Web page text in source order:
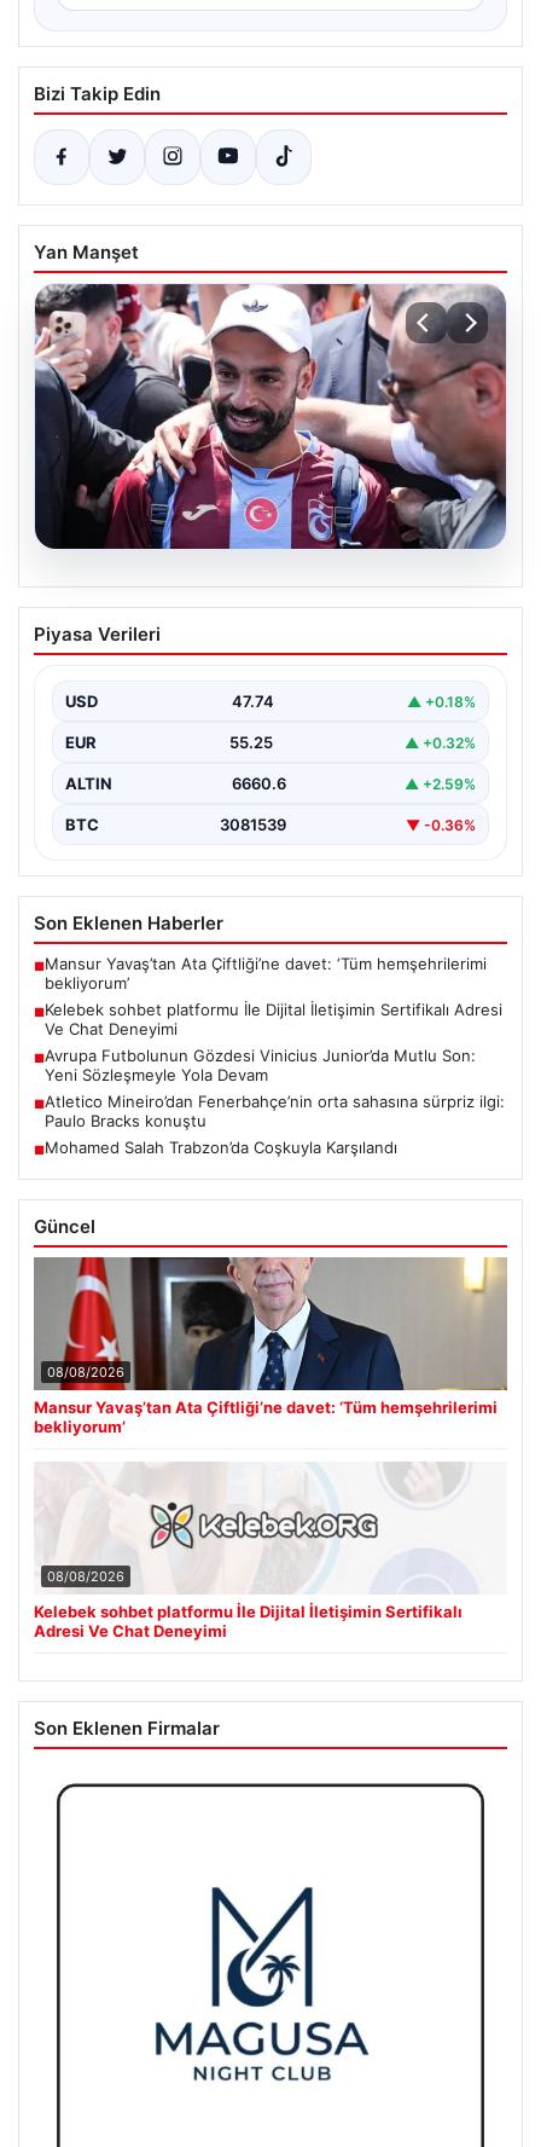
Bizi Takip Edin
Yan Manşet
05.08.2026
Mohamed Salah Trabzon’da Coşkuyla
Karşılandı
ilgi ve büyük heyecan eşliğinde Trabzon'a geldi.
Dünyaca…
Piyasa Verileri
USD 47.74 ▲ +0.18%
EUR 55.25 ▲ +0.32%
ALTIN 6660.6 ▲ +2.59%
BTC 3081539 ▼ -0.36%
Son Eklenen Haberler
■Mansur Yavaş’tan Ata Çiftliği’ne davet: ‘Tüm hemşehrilerimi
bekliyorum’
■Kelebek sohbet platformu İle Dijital İletişimin Sertifikalı Adresi
Ve Chat Deneyimi
■Avrupa Futbolunun Gözdesi Vinicius Junior’da Mutlu Son:
Yeni Sözleşmeyle Yola Devam
■Atletico Mineiro’dan Fenerbahçe’nin orta sahasına sürpriz ilgi:
Paulo Bracks konuştu
■Mohamed Salah Trabzon’da Coşkuyla Karşılandı
Güncel
08/08/2026
Mansur Yavaş’tan Ata Çiftliği’ne davet: ‘Tüm hemşehrilerimi
bekliyorum’
08/08/2026
Kelebek sohbet platformu İle Dijital İletişimin Sertifikalı
Adresi Ve Chat Deneyimi
Son Eklenen Firmalar